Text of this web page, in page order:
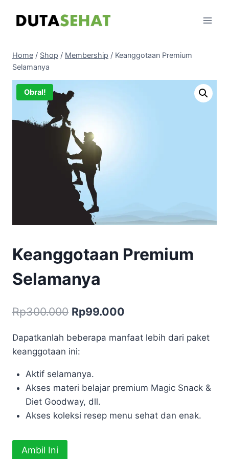
Home / Shop / Membership / Keanggotaan Premium
Selamanya
Obral!
Keanggotaan Premium
Selamanya
Rp300.000 Harga
adalah:
Rp99.000
ini
Dapatkanlah beberapa manfaat lebih dari paket
keanggotaan ini:
Aktif selamanya.
Akses materi belajar premium Magic Snack &
Diet Goodway, dll.
Akses koleksi resep menu sehat dan enak.
Kuantitas
Ambil Ini